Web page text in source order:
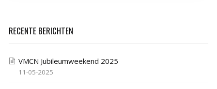
RECENTE BERICHTEN
VMCN Jubileumweekend 2025
11-05-2025